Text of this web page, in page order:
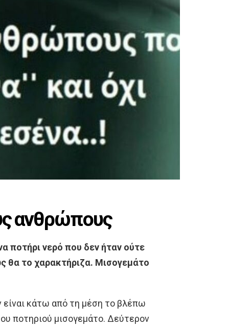
ανθρώπους
ποτήρι νερό που δεν ήταν ούτε
θα το χαρακτήριζα. Μισογεμάτο
κάτω από τη μέση το βλέπω
ποτηριού μισογεμάτο. Δεύτερον